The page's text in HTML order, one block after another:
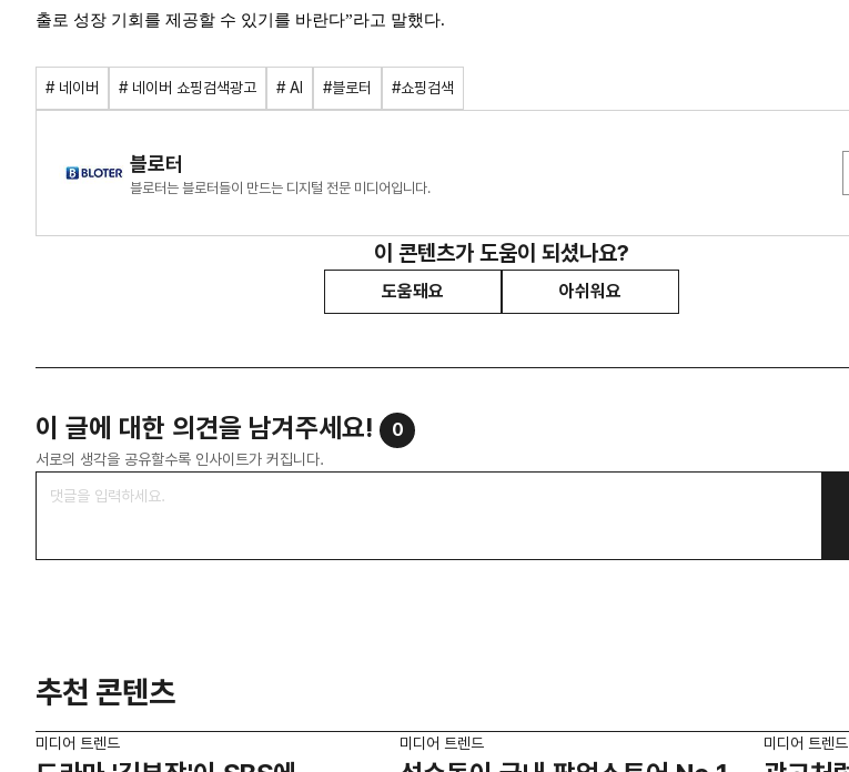
출로 성장 기회를 제공할 수 있기를 바란다”라고 말했다.
# 네이버 # 네이버 쇼핑검색광고 # AI #블로터 #쇼핑검색
블로터
블로터는 블로터들이 만드는 디지털 전문 미디어입니다.
이 콘텐츠가 도움이 되셨나요?
도움돼요 아쉬워요
이 글에 대한 의견을 남겨주세요! 0
서로의 생각을 공유할수록 인사이트가 커집니다.
추천 콘텐츠
미디어 트렌드 미디어 트렌드 미디어 트렌드